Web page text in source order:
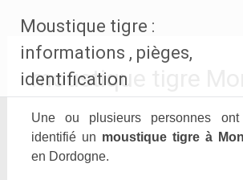
contenu
Moustique tigre :
informations , pièges,
identification
moustique tigre
Une ou plusieurs personnes
identifié un moustique tigre à
en Dordogne.